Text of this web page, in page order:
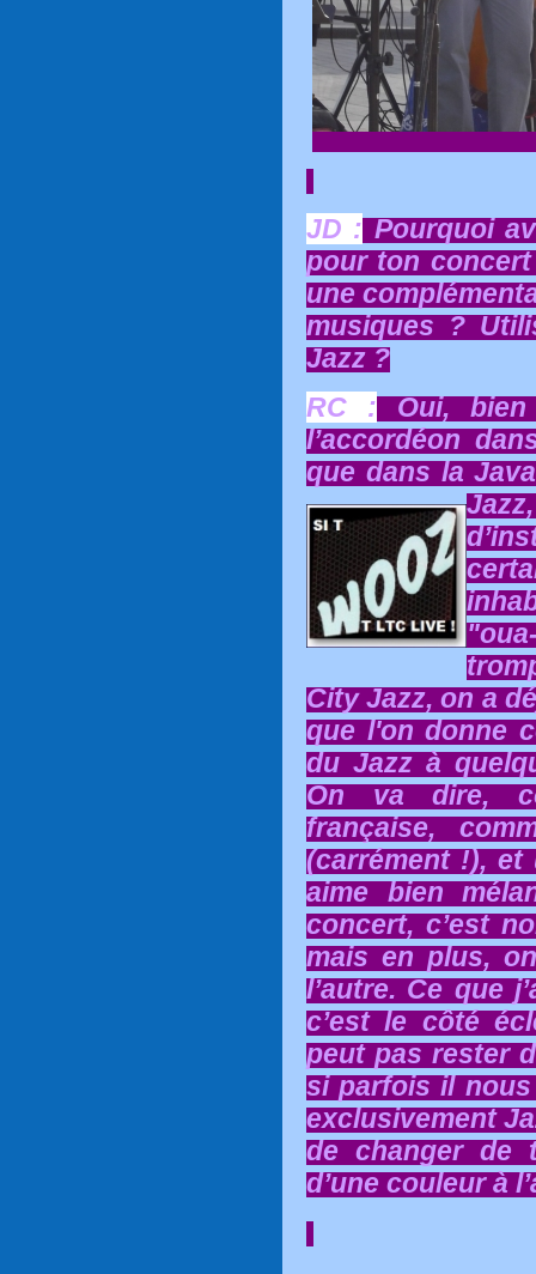
JD :Pourquoi
pour ton
une
musiques ?
Jazz ?
RC :Oui, bien
l’accordéon
que dans la
City Jazz, on a
que l'on donne
du Jazz à
On va dire,
française,
(carrément !), et
aime bien
concert, c’est
mais en plus,
l’autre. Ce que
c’est le côté
peut pas rester
si parfois il
exclusivement
de changer de
d’une couleur à